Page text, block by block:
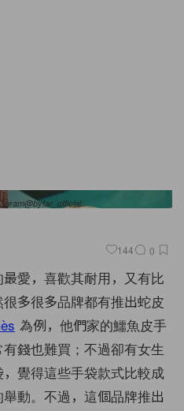
144 0
愛，喜歡其耐用，又有比
多很多品牌都有推出蛇皮
為例，他們家的鱷魚皮手
錢也難買；不過卻有女生
覺得這些手袋款式比較成
動。不過，這個品牌推出